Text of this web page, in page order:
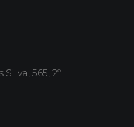
565, 2º